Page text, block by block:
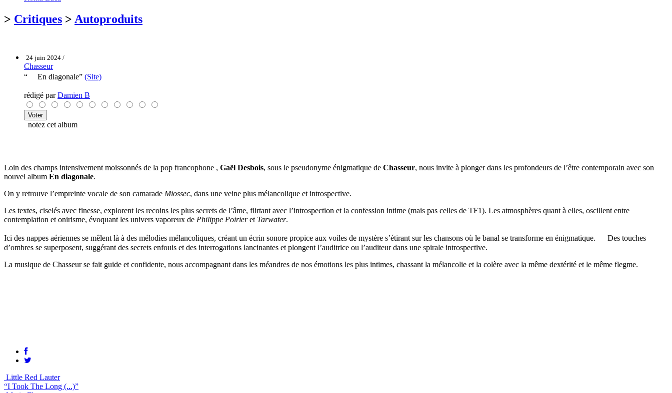
> Critiques > Autoproduits
24 juin 2024 /
Chasseur
“ En diagonale” (Site)
rédigé parDamien B
notez cet album
Loin des champs intensivement moissonnés de la pop francophone , Gaël Desbois, sous le pseudonyme énigmatique de Chasseur, nous invite à plonger dans les profondeurs de l’être contemporain avec son
nouvel album En diagonale.
On y retrouve l’empreinte vocale de son camarade Miossec, dans une veine plus mélancolique et introspective.
Les textes, ciselés avec finesse, explorent les recoins les plus secrets de l’âme, flirtant avec l’introspection et la confession intime (mais pas celles de TF1). Les atmosphères quant à elles, oscillent entre
contemplation et onirisme, évoquant les univers vaporeux de Philippe Poirieret Tarwater.
Ici des nappes aériennes se mêlent là à des mélodies mélancoliques, créant un écrin sonore propice aux voiles de mystère s’étirant sur les chansons où le banal se transforme en énigmatique. Des touches
d’ombres se superposent, suggérant des secrets enfouis et des interrogations lancinantes et plongent l’auditrice ou l’auditeur dans une spirale introspective.
La musique de Chasseur se fait guide et confidente, nous accompagnant dans les méandres de nos émotions les plus intimes, chassant la mélancolie et la colère avec la même dextérité et le même flegme.
Little Red Lauter
“I Took The Long (...)”